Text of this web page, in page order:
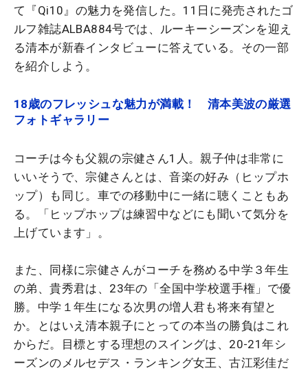
て『Qi10』の魅力を発信した。11日に発売されたゴ
ルフ雑誌ALBA884号では、ルーキーシーズンを迎え
る清本が新春インタビューに答えている。その一部
を紹介しよう。
18歳のフレッシュな魅力が満載！ 清本美波の厳選
フォトギャラリー
コーチは今も父親の宗健さん1人。親子仲は非常に
いいそうで、宗健さんとは、音楽の好み（ヒップホ
ップ）も同じ。車での移動中に一緒に聴くこともあ
る。「ヒップホップは練習中などにも聞いて気分を
上げています」。
また、同様に宗健さんがコーチを務める中学３年生
の弟、貴秀君は、23年の「全国中学校選手権」で優
勝。中学１年生になる次男の増人君も将来有望と
か。とはいえ清本親子にとっての本当の勝負はこれ
からだ。目標とする理想のスイングは、20-21年シ
ーズンのメルセデス・ランキング女王、古江彩佳だ